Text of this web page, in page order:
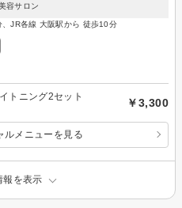
容サロン
JR各線 大阪駅から 徒歩10分
トニング2セット
￥3,300
ルメニューを見る
報を表示